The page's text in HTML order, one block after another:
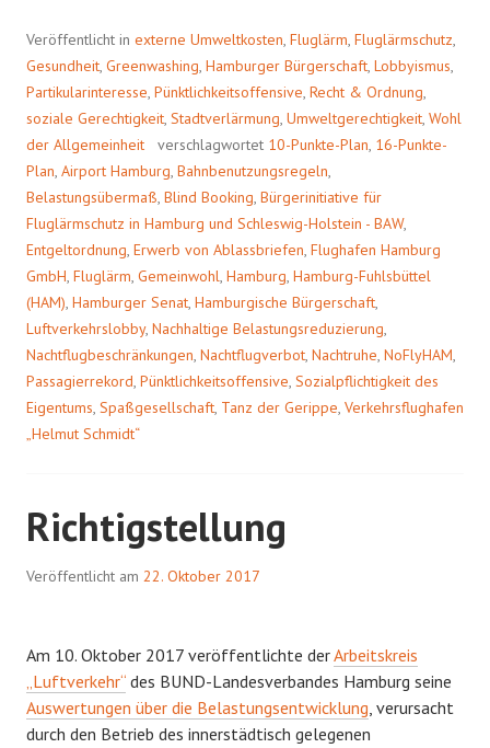
Veröffentlicht in externe Umweltkosten, Fluglärm, Fluglärmschutz,
Gesundheit, Greenwashing, Hamburger Bürgerschaft, Lobbyismus,
Partikularinteresse, Pünktlichkeitsoffensive, Recht & Ordnung,
soziale Gerechtigkeit, Stadtverlärmung, Umweltgerechtigkeit, Wohl
der Allgemeinheit
verschlagwortet 10-Punkte-Plan, 16-Punkte-
Plan, Airport Hamburg, Bahnbenutzungsregeln,
Belastungsübermaß, Blind Booking, Bürgerinitiative für
Fluglärmschutz in Hamburg und Schleswig-Holstein - BAW,
Entgeltordnung, Erwerb von Ablassbriefen, Flughafen Hamburg
GmbH, Fluglärm, Gemeinwohl, Hamburg, Hamburg-Fuhlsbüttel
(HAM), Hamburger Senat, Hamburgische Bürgerschaft,
Luftverkehrslobby, Nachhaltige Belastungsreduzierung,
Nachtflugbeschränkungen, Nachtflugverbot, Nachtruhe, NoFlyHAM,
Passagierrekord, Pünktlichkeitsoffensive, Sozialpflichtigkeit des
Eigentums, Spaßgesellschaft, Tanz der Gerippe, Verkehrsflughafen
„Helmut Schmidt“
Richtigstellung
Veröffentlicht am 22. Oktober 2017
Am 10. Oktober 2017 veröffentlichte derArbeitskreis
„Luftverkehr“ des BUND-Landesverbandes Hamburg seine
Auswertungen über die Belastungsentwicklung, verursacht
durch den Betrieb des innerstädtisch gelegenen